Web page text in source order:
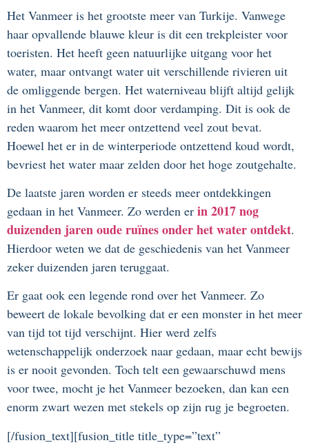
Het Vanmeer is het grootste meer van Turkije. Vanwege
haar opvallende blauwe kleur is dit een trekpleister voor
toeristen. Het heeft geen natuurlijke uitgang voor het
water, maar ontvangt water uit verschillende rivieren uit
de omliggende bergen. Het waterniveau blijft altijd gelijk
in het Vanmeer, dit komt door verdamping. Dit is ook de
reden waarom het meer ontzettend veel zout bevat.
Hoewel het er in de winterperiode ontzettend koud wordt,
bevriest het water maar zelden door het hoge zoutgehalte.
De laatste jaren worden er steeds meer ontdekkingen
gedaan in het Vanmeer. Zo werden er in 2017 nog
duizenden jaren oude ruïnes onder het water ontdekt.
Hierdoor weten we dat de geschiedenis van het Vanmeer
zeker duizenden jaren teruggaat.
Er gaat ook een legende rond over het Vanmeer. Zo
beweert de lokale bevolking dat er een monster in het meer
van tijd tot tijd verschijnt. Hier werd zelfs
wetenschappelijk onderzoek naar gedaan, maar echt bewijs
is er nooit gevonden. Toch telt een gewaarschuwd mens
voor twee, mocht je het Vanmeer bezoeken, dan kan een
enorm zwart wezen met stekels op zijn rug je begroeten.
[/fusion_text][fusion_title title_type=”text”